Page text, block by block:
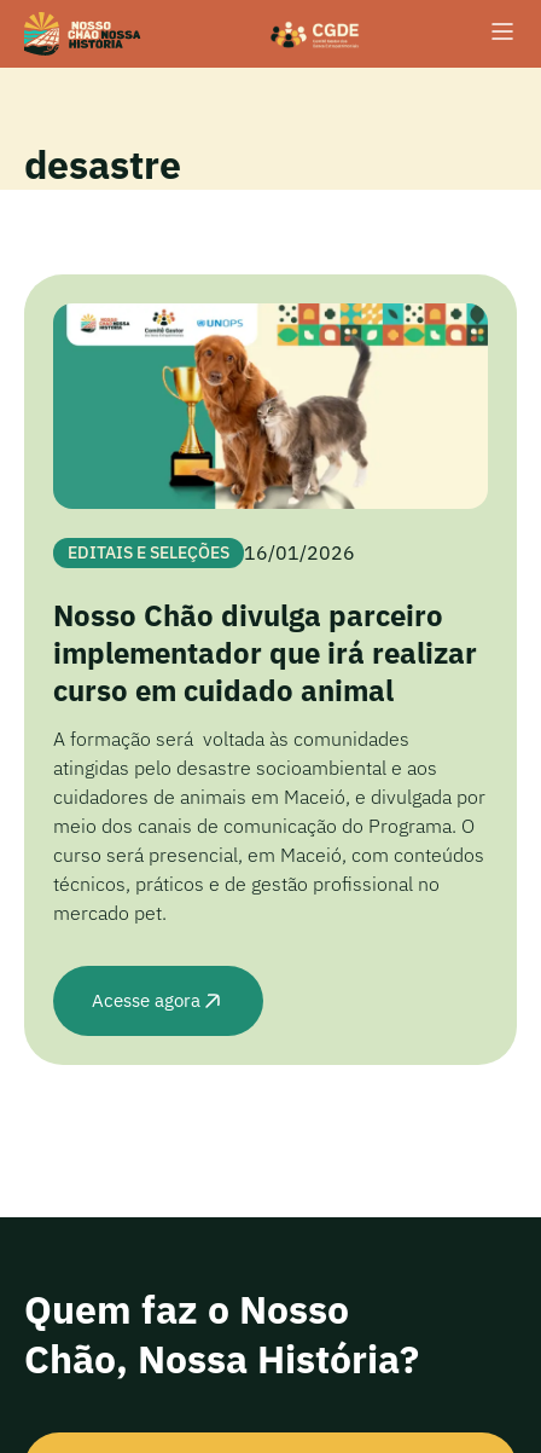
desastre
EDITAIS E SELEÇÕES 16/01/2026
Nosso Chão divulga parceiro
implementador que irá realizar
curso em cuidado animal
A formação será voltada às comunidades
atingidas pelo desastre socioambiental e aos
cuidadores de animais em Maceió, e divulgada por
meio dos canais de comunicação do Programa. O
curso será presencial, em Maceió, com conteúdos
técnicos, práticos e de gestão profissional no
mercado pet.
Acesse agora
Quem faz o Nosso
Chão, Nossa História?